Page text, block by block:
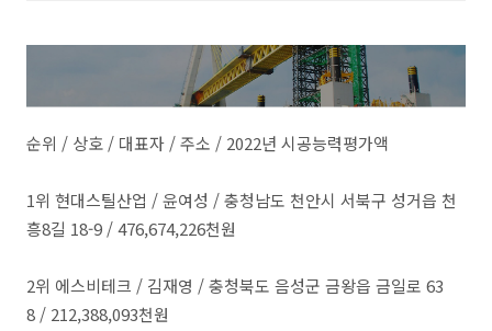
순위 / 상호 / 대표자 / 주소 / 2022년 시공능력평가액
​1위 현대스틸산업 / 윤여성 / 충청남도 천안시 서북구 성거읍 천
흥8길 18-9 / 476,674,226천원
​2위 에스비테크 / 김재영 / 충청북도 음성군 금왕읍 금일로 63
8 / 212,388,093천원